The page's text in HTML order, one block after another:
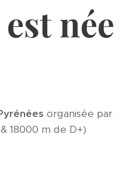
née
organisée par
18000 m de D+)